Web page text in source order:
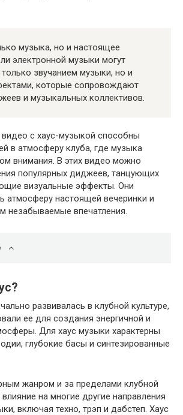
музыка, но и настоящее
электронной музыки могут
звучанием музыки, но и
которые сопровождают
и музыкальных коллективов.
видео с хаус-музыкой способны
в атмосферу клуба, где музыка
внимания. В этих видео можно
популярных диджеев, танцующих
визуальные эффекты. Они
атмосферу настоящей вечеринки и
незабываемые впечатления.
развивалась в клубной культуре,
ее для создания энергичной и
Для хаус музыки характерны
глубокие басы и синтезированные
жанром и за пределами клубной
на многие другие направления
включая техно, трэп и дабстеп. Хаус